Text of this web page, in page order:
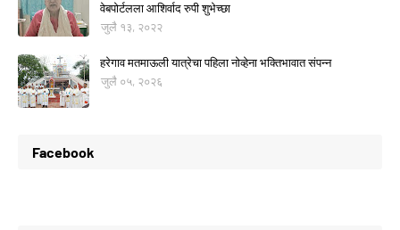
वेबपोर्टलला आशिर्वाद रुपी शुभेच्छा
जुलै १३, २०२२
हरेगाव मतमाऊली यात्रेचा पहिला नोव्हेना भक्तिभावात संपन्न
जुलै ०५, २०२६
Facebook